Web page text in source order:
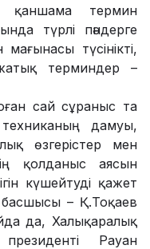
қаншама термин
түрлі пәндерге
түсінікті,
терминдер –
сай сұраныс та
дамуы,
өзгерістер мен
қолданыс аясын
күшейтуді қажет
– Қ.Тоқаев
да, Халықаралық
Рауан